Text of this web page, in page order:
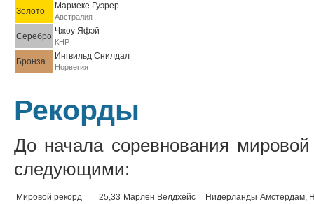
Золото
Мариеке Гуэрер
Австралия
Серебро
Чжоу Яфэй
КНР
Бронза
Ингвильд Снилдал
Норвегия
Рекорды
До начала соревнования
следующими:
Мировой рекорд 25,33 Марлен Велдхёйс Нидерланды Амстердам,